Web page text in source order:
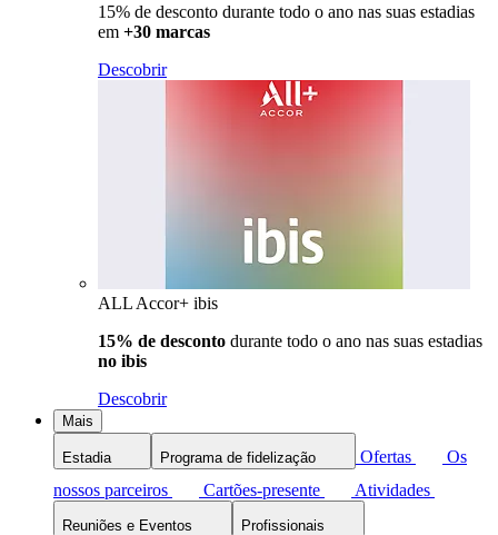
15% de desconto durante todo o ano nas suas estadias
em +30 marcas
Descobrir
ALL Accor+ ibis
15% de desconto durante todo o ano nas suas estadias
no ibis
Descobrir
Mais
Estadia Programa de fidelização Ofertas
Os
nossos parceiros
Cartões-presente Atividades
Reuniões e Eventos Profissionais